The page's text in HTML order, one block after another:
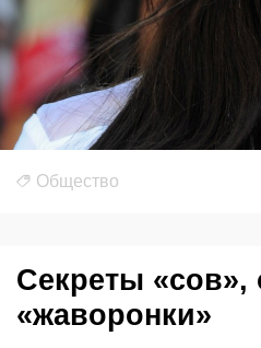
Общество
Секреты «сов»,
«жаворонки»